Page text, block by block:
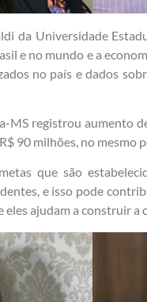
da Universidade
e no mundo e a
no país e dados
MS registrou aumento
90 milhões, no mesmo
que são
e isso pode
ajudam a construir a